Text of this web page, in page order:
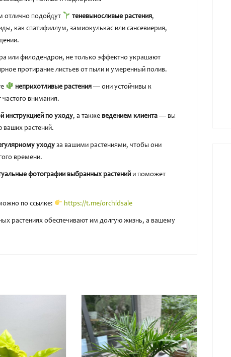
отлично подойдут теневыносливые растения,
как спатифиллум, замиокулькас или сансевиерия,
или филодендрон, не только эффектно украшают
протирание листьев от пыли и умеренный полив.
неприхотливые растения— они устойчивы к
внимания.
инструкцией по уходу, а также ведением клиента— вы
ваших растений.
уходуза вашими растениями, чтобы они
времени.
фотографии выбранных растенийи поможет
по ссылке: https://t.me/orchidsale
растениях обеспечивают им долгую жизнь, а вашему